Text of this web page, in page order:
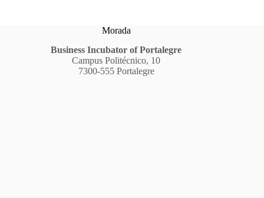
Morada
Business Incubator of Portalegre
Campus Politécnico, 10
7300-555 Portalegre